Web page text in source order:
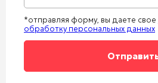
*отправляя форму, вы даете свое
обработку персональных данных